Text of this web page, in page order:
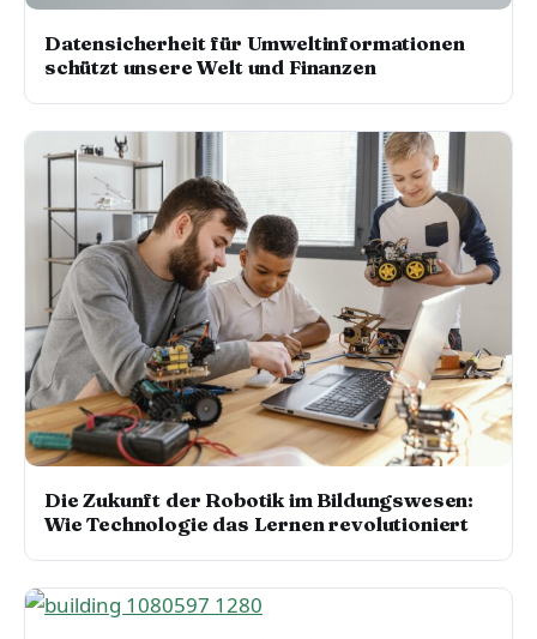
Datensicherheit für Umweltinformationen
schützt unsere Welt und Finanzen
Die Zukunft der Robotik im Bildungswesen:
Wie Technologie das Lernen revolutioniert